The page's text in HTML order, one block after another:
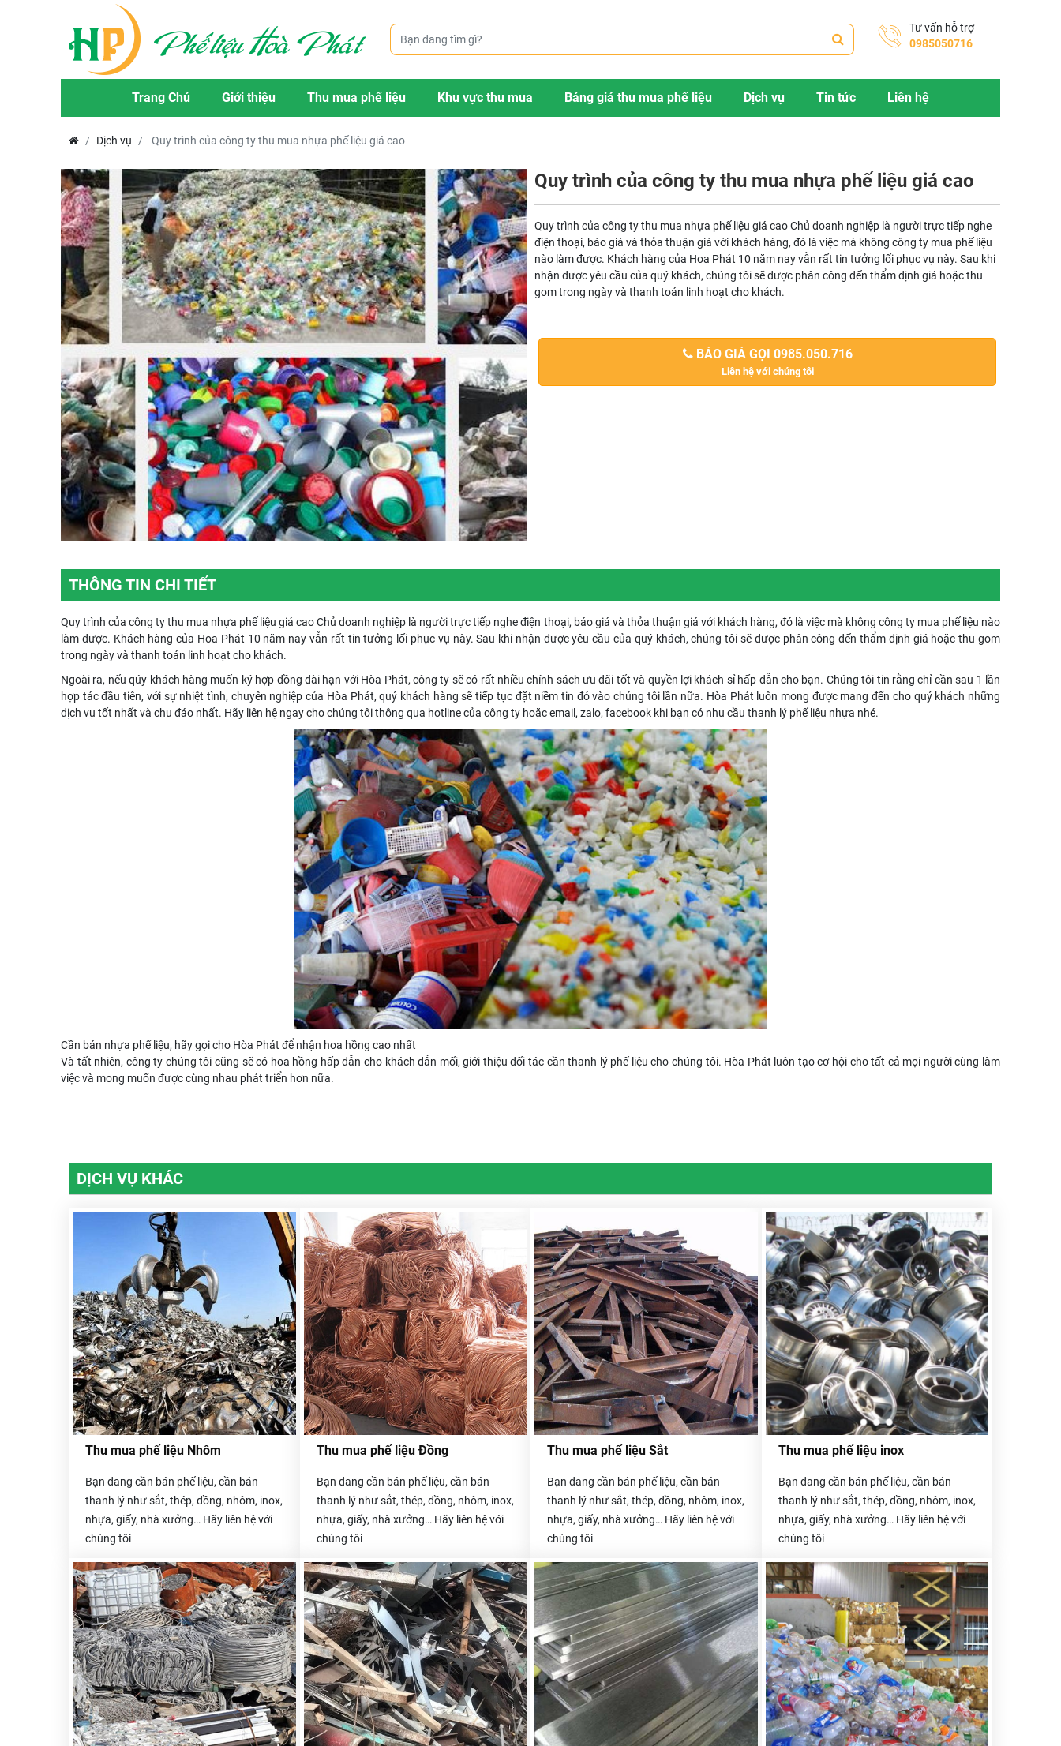
Tư vấn hỗ trợ
0985050716
Trang Chủ Giới thiệu Thu mua phế liệu Khu vực thu mua Bảng giá thu mua phế liệu Dịch vụ Tin tức Liên hệ
Dịch vụ Quy trình của công ty thu mua nhựa phế liệu giá cao
Quy trình của công ty thu mua nhựa phế liệu giá cao
Quy trình của công ty thu mua nhựa phế liệu giá cao Chủ doanh nghiệp là người trực tiếp nghe
điện thoại, báo giá và thỏa thuận giá với khách hàng, đó là việc mà không công ty mua phế liệu
nào làm được. Khách hàng của Hoa Phát 10 năm nay vẫn rất tin tưởng lối phục vụ này. Sau khi
nhận được yêu cầu của quý khách, chúng tôi sẽ được phân công đến thẩm định giá hoặc thu
gom trong ngày và thanh toán linh hoạt cho khách.
BÁO GIÁ GỌI 0985.050.716
Liên hệ với chúng tôi
THÔNG TIN CHI TIẾT
Quy trình của công ty thu mua nhựa phế liệu giá cao Chủ doanh nghiệp là người trực tiếp nghe điện thoại, báo giá và thỏa thuận giá với khách hàng, đó là việc mà không công ty mua phế liệu nào
làm được. Khách hàng của Hoa Phát 10 năm nay vẫn rất tin tưởng lối phục vụ này. Sau khi nhận được yêu cầu của quý khách, chúng tôi sẽ được phân công đến thẩm định giá hoặc thu gom
trong ngày và thanh toán linh hoạt cho khách.
Ngoài ra, nếu qúy khách hàng muốn ký hợp đồng dài hạn với Hòa Phát, công ty sẽ có rất nhiều chính sách ưu đãi tốt và quyền lợi khách sỉ hấp dẫn cho bạn. Chúng tôi tin rằng chỉ cần sau 1 lần
hợp tác đầu tiên, với sự nhiệt tình, chuyên nghiệp của Hòa Phát, quý khách hàng sẽ tiếp tục đặt niềm tin đó vào chúng tôi lần nữa. Hòa Phát luôn mong được mang đến cho quý khách những
dịch vụ tốt nhất và chu đáo nhất. Hãy liên hệ ngay cho chúng tôi thông qua hotline của công ty hoặc email, zalo, facebook khi bạn có nhu cầu thanh lý phế liệu nhựa nhé.
Cần bán nhựa phế liệu, hãy gọi cho Hòa Phát để nhận hoa hồng cao nhất
Và tất nhiên, công ty chúng tôi cũng sẽ có hoa hồng hấp dẫn cho khách dẫn mối, giới thiệu đối tác cần thanh lý phế liệu cho chúng tôi. Hòa Phát luôn tạo cơ hội cho tất cả mọi người cùng làm
việc và mong muốn được cùng nhau phát triển hơn nữa.
DỊCH VỤ KHÁC
Thu mua phế liệu Nhôm
Bạn đang cần bán phế liệu, cần bán
thanh lý như sắt, thép, đồng, nhôm, inox,
nhựa, giấy, nhà xưởng… Hãy liên hệ với
chúng tôi
Thu mua phế liệu Đồng
Bạn đang cần bán phế liệu, cần bán
thanh lý như sắt, thép, đồng, nhôm, inox,
nhựa, giấy, nhà xưởng… Hãy liên hệ với
chúng tôi
Thu mua phế liệu Sắt
Bạn đang cần bán phế liệu, cần bán
thanh lý như sắt, thép, đồng, nhôm, inox,
nhựa, giấy, nhà xưởng… Hãy liên hệ với
chúng tôi
Thu mua phế liệu inox
Bạn đang cần bán phế liệu, cần bán
thanh lý như sắt, thép, đồng, nhôm, inox,
nhựa, giấy, nhà xưởng… Hãy liên hệ với
chúng tôi